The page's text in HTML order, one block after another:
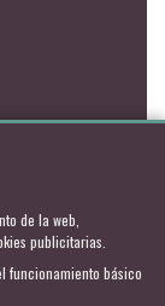
de la web,
publicitarias.
funcionamiento básico